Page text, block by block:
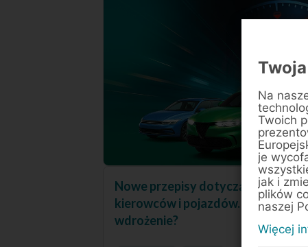
Nowe przepisy dotyczące
kierowców i pojazdów. Kiedy
wdrożenie?
Na
Twoich
je
jak i
plików
naszej
Więcej